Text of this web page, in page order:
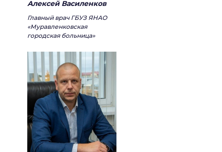
Алексей Василенков
Главный врач ГБУЗ ЯНАО
«Муравленковская
городская больница»